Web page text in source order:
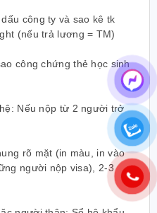
công ty và sao kê tk
(nếu trả lương = TM)
công chứng thẻ học sinh
Nếu nộp từ 2 người trở
rõ mặt (in màu, in vào
người nộp visa), 2-3